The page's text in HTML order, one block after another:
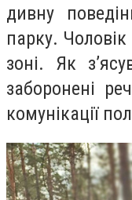
дивну
парку.
зоні. Як
заборонені
комунікації